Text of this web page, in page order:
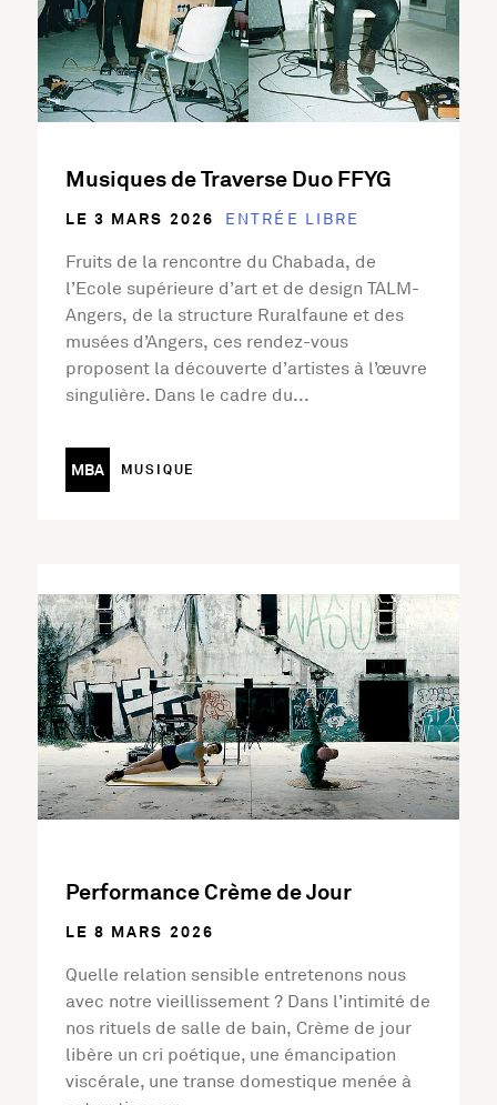
Musiques de Traverse Duo FFYG
LE 3 MARS 2026 ENTRÉE LIBRE
Fruits de la rencontre du Chabada, de
l’Ecole supérieure d’art et de design TALM-
Angers, de la structure Ruralfaune et des
musées d’Angers, ces rendez-vous
proposent la découverte d’artistes à l’œuvre
singulière. Dans le cadre du...
MBA MUSIQUE
Performance Crème de Jour
LE 8 MARS 2026
Quelle relation sensible entretenons nous
avec notre vieillissement ? Dans l’intimité de
nos rituels de salle de bain, Crème de jour
libère un cri poétique, une émancipation
viscérale, une transe domestique menée à